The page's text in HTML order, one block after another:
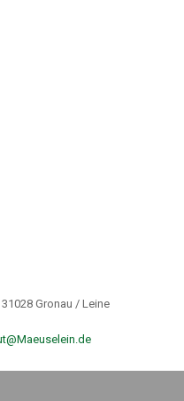
der Deutschen
und Tablets für
ein privates Mail-Konto ab.
die firmeneigene IT. Dadurch
Peter Graß. Zum Schutz vor
allerdings sind sie wenig
Gronau / Leine